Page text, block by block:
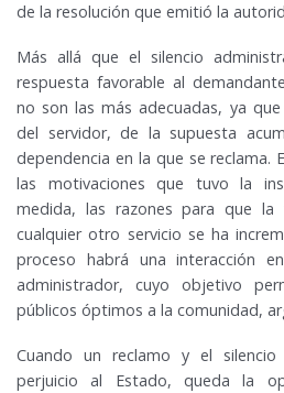
de la resolución que emitió la
Más allá que el silencio
respuesta favorable al
no son las más adecuadas, ya
del servidor, de la supuesta
dependencia en la que se reclama.
las motivaciones que tuvo la
medida, las razones para que
cualquier otro servicio se ha
proceso habrá una interacción
administrador, cuyo objetivo
públicos óptimos a la comunidad,
Cuando un reclamo y el silencio
perjuicio al Estado, queda la